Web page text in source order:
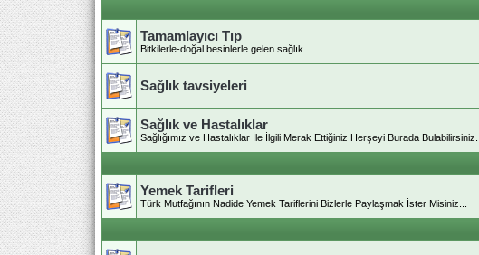
Tamamlayıcı Tıp
Bitkilerle-doğal besinlerle gelen sağlık...
Sağlık tavsiyeleri
Sağlık ve Hastalıklar
Sağlığımız ve Hastalıklar İle İlgili Merak Ettiğiniz Herşeyi Burada Bulabilirsiniz...
Yemek Tarifleri
Türk Mutfağının Nadide Yemek Tariflerini Bizlerle Paylaşmak İster Misiniz...